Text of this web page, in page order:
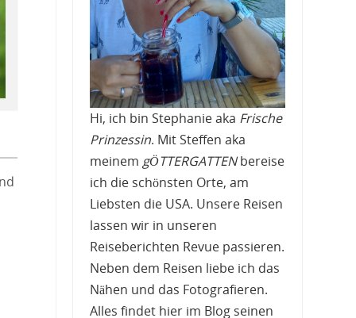
Hi, ich bin Stephanie aka Frische
Prinzessin. Mit Steffen aka
meinem gÖTTERGATTENbereise
ich die schönsten Orte, am
Liebsten die USA. Unsere Reisen
lassen wir in unseren
Reiseberichten Revue passieren.
Neben dem Reisen liebe ich das
Nähen und das Fotografieren.
Alles findet hier im Blog seinen